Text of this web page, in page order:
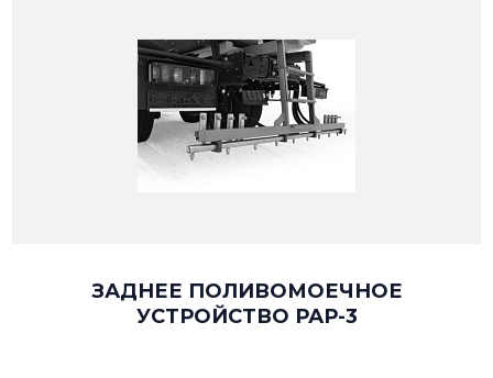
ЗАДНЕЕ ПОЛИВОМОЕЧНОЕ
УСТРОЙСТВО РАР-3